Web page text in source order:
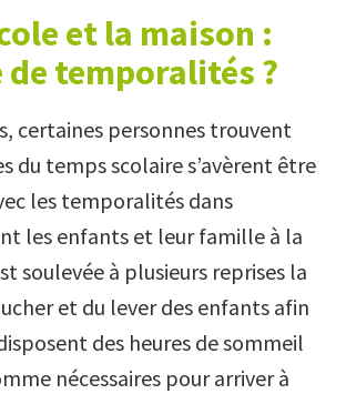
et la maison :
de temporalités ?
certaines personnes trouvent
du temps scolaire s’avèrent être
les temporalités dans
les enfants et leur famille à la
soulevée à plusieurs reprises la
et du lever des enfants afin
des heures de sommeil
nécessaires pour arriver à